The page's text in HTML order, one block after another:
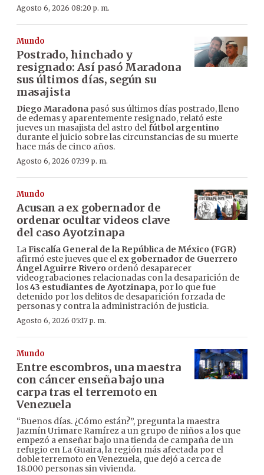
Agosto 6, 2026 08:20 p. m.
Mundo
Postrado, hinchado y
resignado: Así pasó Maradona
sus últimos días, según su
masajista
Diego Maradona pasó sus últimos días postrado, lleno
de edemas y aparentemente resignado, relató este
jueves un masajista del astro delfútbol argentino
durante el juicio sobre las circunstancias de su muerte
hace más de cinco años.
Agosto 6, 2026 07:39 p. m.
Mundo
Acusan a ex gobernador de
ordenar ocultar videos clave
del caso Ayotzinapa
LaFiscalía General de la República de México (FGR)
afirmó este jueves que el ex gobernador de Guerrero
Ángel Aguirre Rivero ordenó desaparecer
videograbaciones relacionadas con la desaparición de
los43 estudiantes de Ayotzinapa, por lo que fue
detenido por los delitos de desaparición forzada de
personas y contra la administración de justicia.
Agosto 6, 2026 05:17 p. m.
Mundo
Entre escombros, una maestra
con cáncer enseña bajo una
carpa tras el terremoto en
Venezuela
“Buenos días. ¿Cómo están?”, pregunta la maestra
Jazmín Urimare Ramírez a un grupo de niños a los que
empezó a enseñar bajo una tienda de campaña de un
refugio en La Guaira, la región más afectada por el
doble terremoto en Venezuela, que dejó a cerca de
18.000 personas sin vivienda.